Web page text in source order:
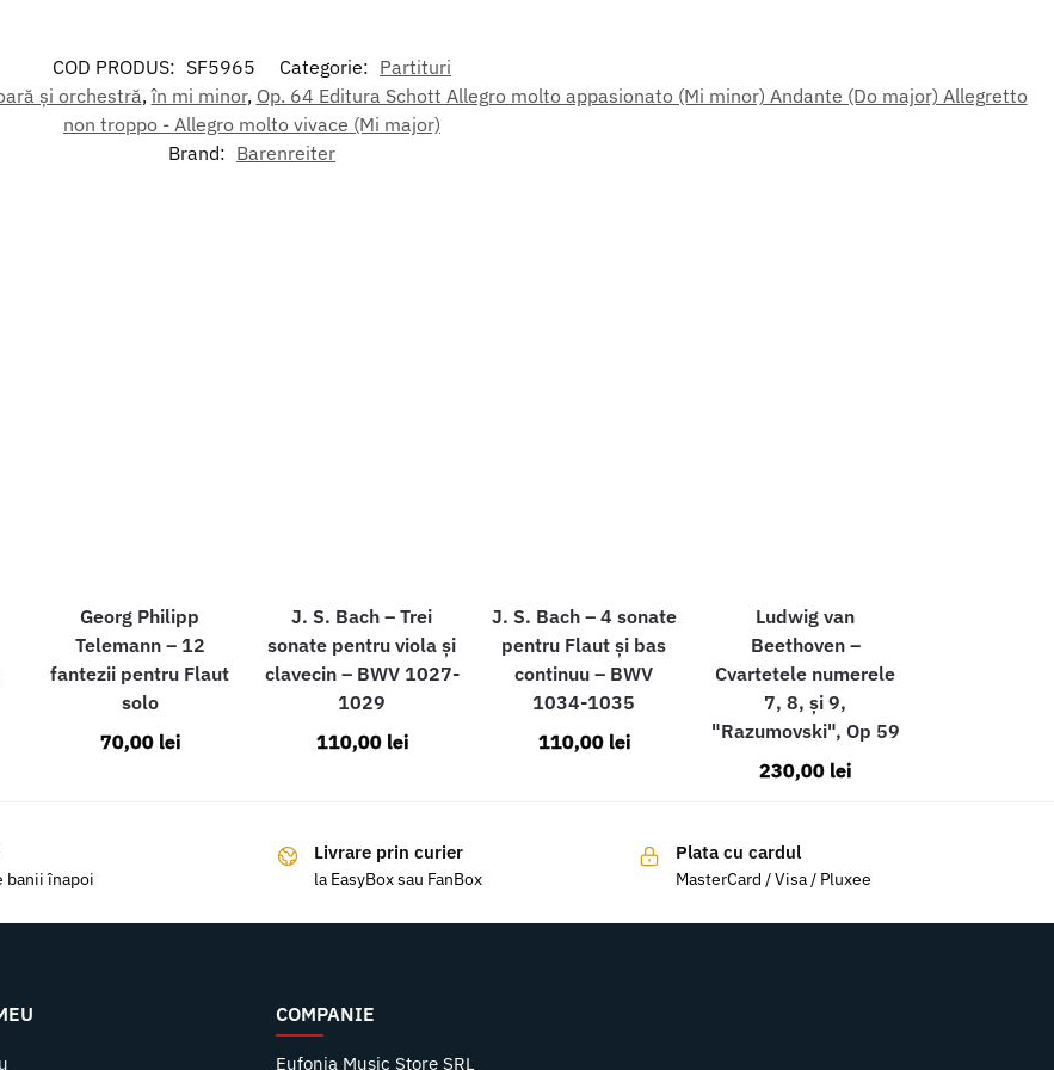
COD PRODUS: SF5965 Categorie: Partituri
și orchestră,în mi minor, Op. 64 Editura Schott Allegro molto appasionato (Mi minor) Andante (Do major) Allegretto
non troppo - Allegro molto vivace (Mi major)
Brand: Barenreiter
Georg Philipp
Telemann – 12
fantezii pentru Flaut
solo
70,00 lei
J. S. Bach – Trei
sonate pentru viola și
clavecin – BWV 1027-
1029
110,00 lei
J. S. Bach – 4 sonate
pentru Flaut și bas
continuu – BWV
1034-1035
110,00 lei
Ludwig van
Beethoven –
Cvartetele numerele
7, 8, și 9,
"Razumovski", Op 59
230,00 lei
banii înapoi
Livrare prin curier
la EasyBox sau FanBox
Plata cu cardul
MasterCard / Visa / Pluxee
COMPANIE
Eufonia Music Store SRL